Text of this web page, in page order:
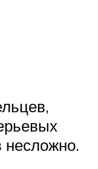
несложно.